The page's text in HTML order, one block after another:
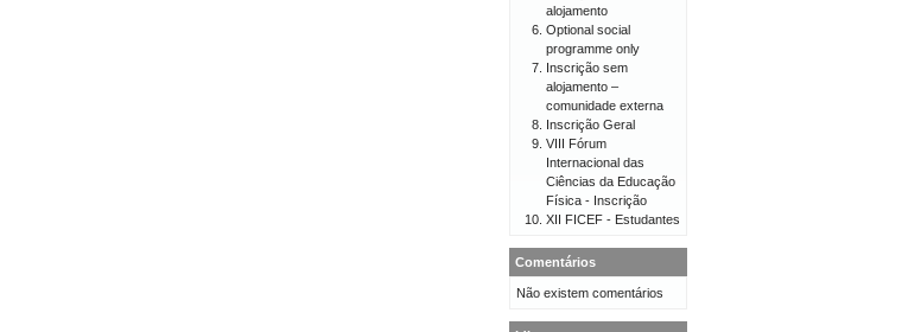
alojamento
Optional social
programme only
Inscrição sem
alojamento –
comunidade externa
Inscrição Geral
VIII Fórum
Internacional das
Ciências da Educação
Física - Inscrição
XII FICEF - Estudantes
Comentários
Não existem comentários